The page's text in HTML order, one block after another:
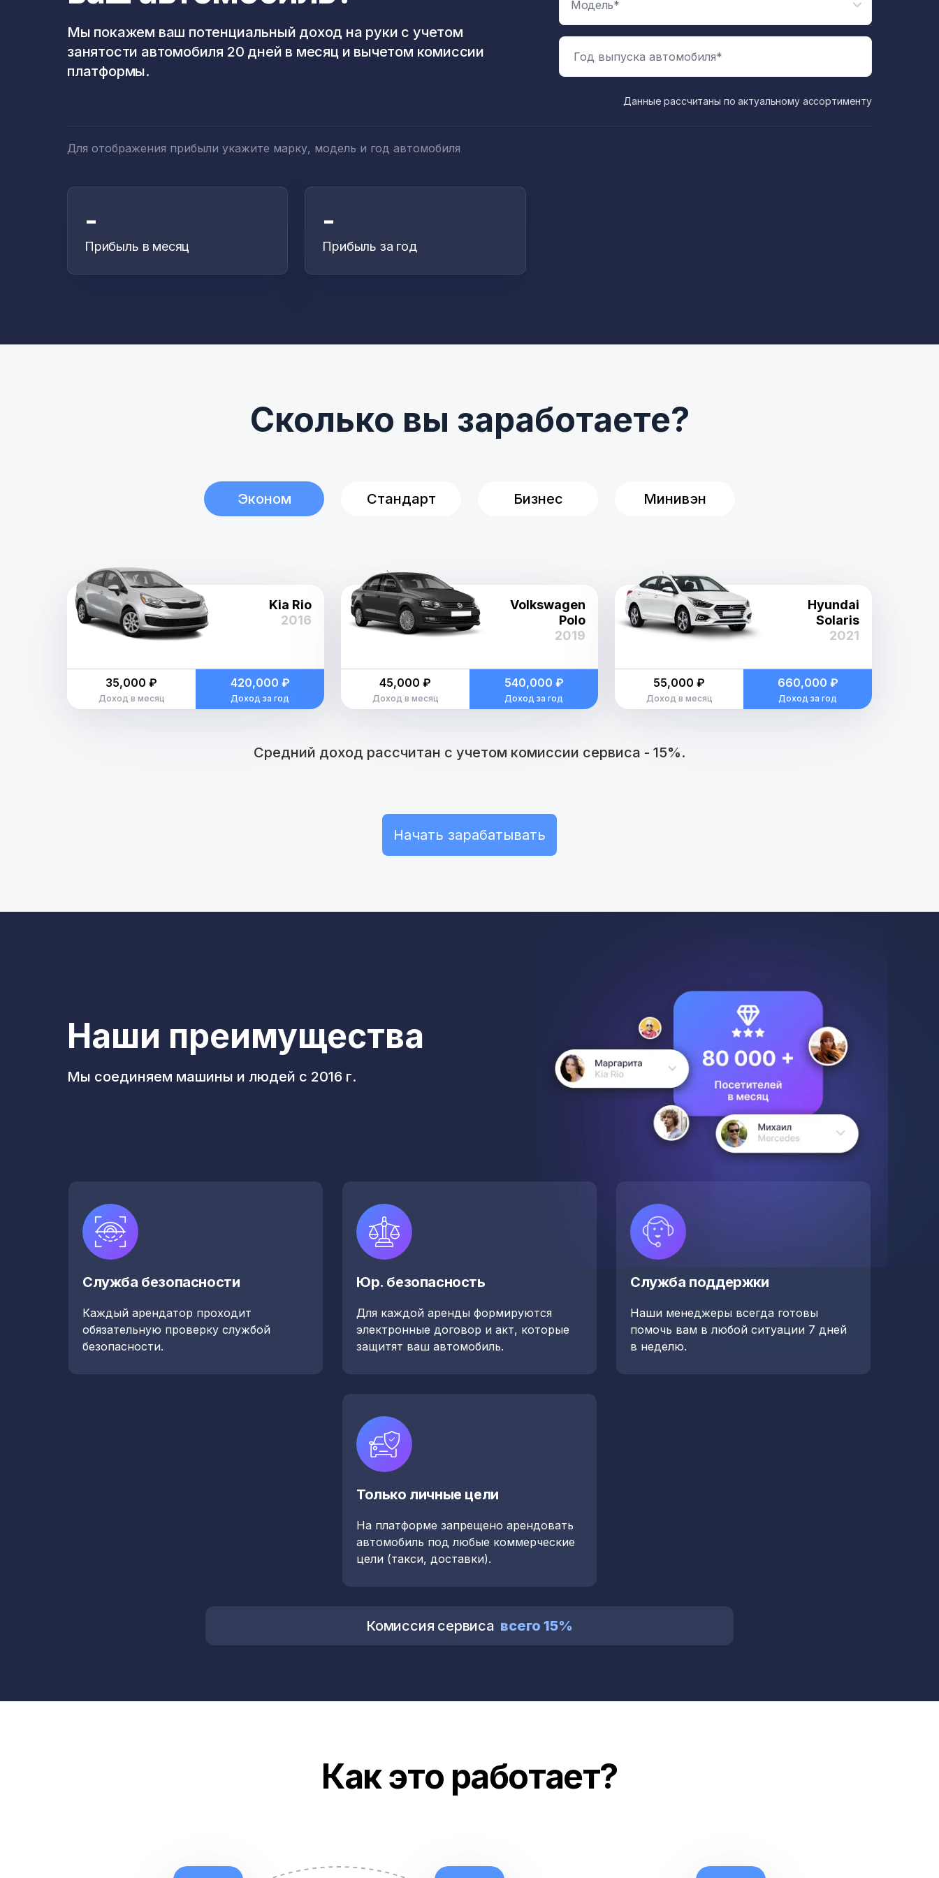
Мы покажем ваш потенциальный доход на руки с учетом
занятости автомобиля 20 дней в месяц и вычетом комиссии
платформы.
Год выпуска автомобиля*
Данные рассчитаны по актуальному ассортименту
Для отображения прибыли укажите марку, модель и год автомобиля
-
Прибыль в месяц
-
Прибыль за год
Сколько вы заработаете?
Эконом Стандарт Бизнес Минивэн
Kia Rio
2016
35,000 ₽
Доход в месяц
420,000 ₽
Доход за год
Volkswagen
Polo
2019
45,000 ₽
Доход в месяц
540,000 ₽
Доход за год
Hyundai
Solaris
2021
55,000 ₽
Доход в месяц
660,000 ₽
Доход за год
Средний доход рассчитан с учетом комиссии сервиса - 15%.
Начать зарабатывать
Наши преимущества
Мы соединяем машины и людей с 2016 г.
Служба безопасности
Каждый арендатор проходит
обязательную проверку службой
безопасности.
Юр. безопасность
Для каждой аренды формируются
электронные договор и акт, которые
защитят ваш автомобиль.
Служба поддержки
Наши менеджеры всегда готовы
помочь вам в любой ситуации 7 дней
в неделю.
Только личные цели
На платформе запрещено арендовать
автомобиль под любые коммерческие
цели (такси, доставки).
Комиссия сервиса всего 15%
Как это работает?